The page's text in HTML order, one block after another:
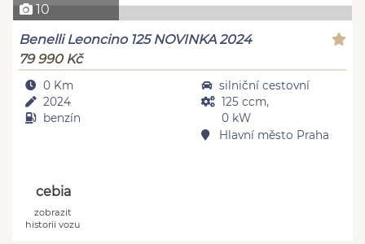
10
Benelli Leoncino 125 NOVINKA 2024
79 990 Kč
0 Km
2024
benzín
silniční cestovní
125 ccm,
0 kW
Hlavní město Praha
cebia
zobrazit
historii vozu